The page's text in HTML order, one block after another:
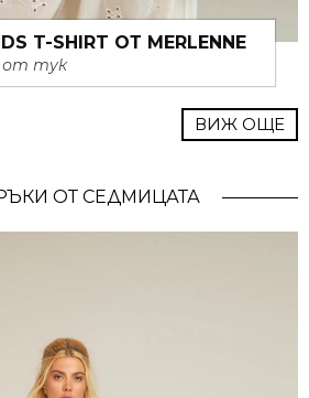
T-SHIRT ОТ MERLENNE
от тук
ВИЖ ОЩЕ
ОТ СЕДМИЦАТА